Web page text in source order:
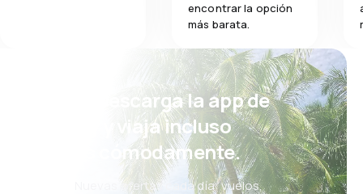
encontrar la opción
más barata.
¡Eh! Descarga la app de
eSky y viaja incluso
más cómodamente.
Nuevas ofertas cada día: vuelos,